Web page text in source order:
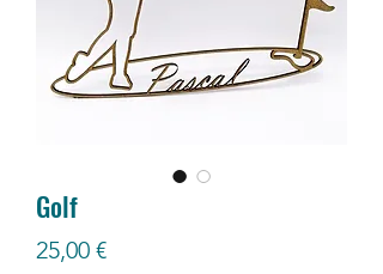
Golf
25,00 €Prix